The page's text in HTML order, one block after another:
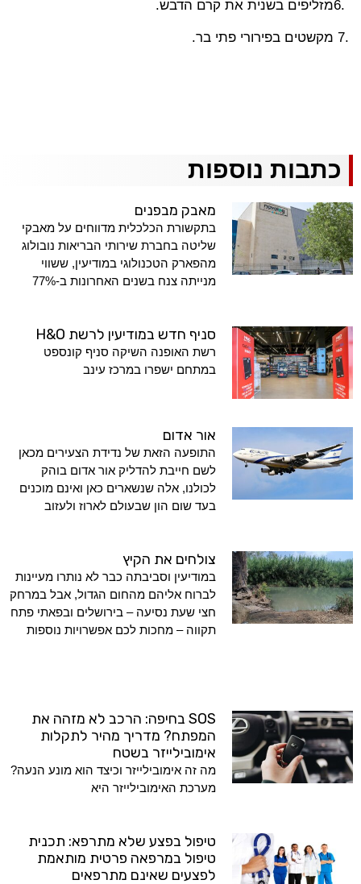
6.מזליפים בשנית את קרם הדבש.
7. מקשטים בפירורי פתי בר.
כתבות נוספות
מאבק מבפנים
בתקשורת הכלכלית מדווחים על מאבקי
שליטה בחברת שירותי הבריאות נובולוג
מהפארק הטכנולוגי במודיעין, ששווי
מנייתה צנח בשנים האחרונות ב-77%
סניף חדש במודיעין לרשת H&O
רשת האופנה השיקה סניף קונספט
במתחם ישפרו במרכז עינב
אור אדום
התופעה הזאת של נדידת הצעירים מכאן
לשם חייבת להדליק אור אדום בוהק
לכולנו, אלה שנשארים כאן ואינם מוכנים
בעד שום הון שבעולם לארוז ולעזוב
צולחים את הקיץ
במודיעין וסביבתה כבר לא נותרו מעיינות
לברוח אליהם מהחום הגדול, אבל במרחק
חצי שעת נסיעה – בירושלים ובפאתי פתח
תקווה – מחכות לכם אפשרויות נוספות
SOS בחיפה: הרכב לא מזהה את
המפתח? מדריך מהיר לתקלות
אימובילייזר בשטח
מה זה אימובילייזר וכיצד הוא מונע הנעה?
מערכת האימובילייזר היא
טיפול בפצע שלא מתרפא: תכנית
טיפול במרפאה פרטית מותאמת
לפצעים שאינם מתרפאים